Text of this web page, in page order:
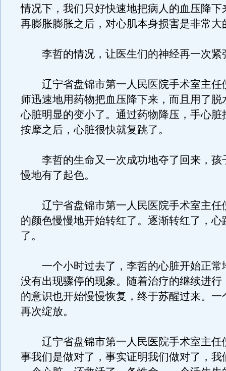
情况下，我们只好快速地把病人的血压降下
再膨胀膨胀之后，对心肌本身损害是非常大
李哲的情况，让医生们的神经再一次紧
辽宁省盘锦市第一人民医院手术室主任
师迅速地用药物把血压降下来，而且用了脱
心脏明显的变小了。通过药物降压，手心脏
按摩之后，心脏很快就复跳了。
李哲的生命又一次成功地夺了回来，孩
慢地有了起色。
辽宁省盘锦市第一人民医院手术室主任
的颜色慢慢地开始转红了。逐渐转红了，心
了。
一个小时过去了，李哲的心脏开始正常
没有出现骤停的现象。随着治疗的继续进行
的意识也开始慢慢恢复，终于苏醒过来。一
再次绽放。
辽宁省盘锦市第一人民医院手术室主任
事我们是做对了，事实证明我们做对了，我